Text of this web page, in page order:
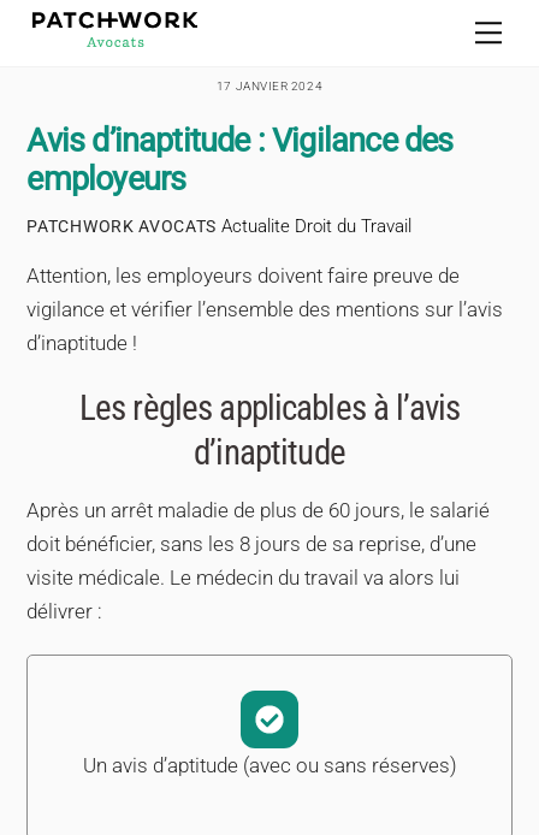
Skip
17 JANVIER 2024
Avis d’inaptitude : Vigilance des
employeurs
PATCHWORK AVOCATS Actualite Droit du Travail
Attention, les employeurs doivent faire preuve de
vigilance et vérifier l’ensemble des mentions sur l’avis
d’inaptitude !
Les règles applicables à l’avis
d’inaptitude
Après un arrêt maladie de plus de 60 jours, le salarié
doit bénéficier, sans les 8 jours de sa reprise, d’une
visite médicale. Le médecin du travail va alors lui
délivrer :
Un avis d’aptitude (avec ou sans réserves)